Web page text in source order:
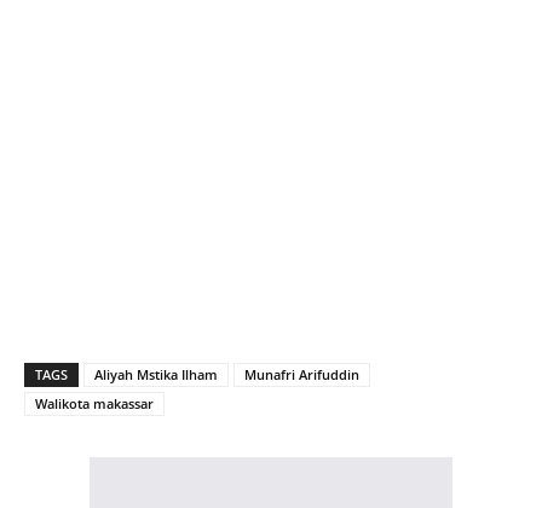
TAGS Aliyah Mstika Ilham
Munafri Arifuddin
Walikota makassar